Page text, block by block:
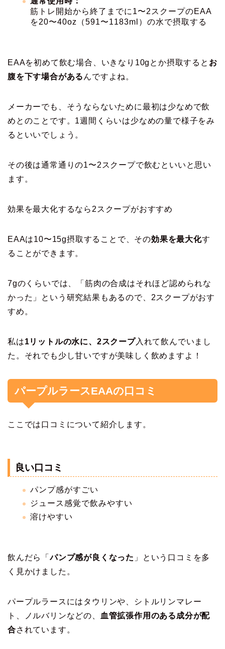
筋トレ開始から終了までに1〜2スクープのEAA
を20〜40oz（591〜1183ml）の水で摂取する
EAAを初めて飲む場合、いきなり10gとか摂取すると お
腹を下す場合がある んですよね。
メーカーでも、そうならないために最初は少なめで飲
めとのことです。1週間くらいは少なめの量で様子をみ
るといいでしょう。
その後は通常通りの1〜2スクープで飲むといいと思い
ます。
効果を最大化するなら2スクープがおすすめ
EAAは10〜15g摂取することで、その効果を最大化す
ることができます。
7gのくらいでは、「筋肉の合成はそれほど認められな
かった」という研究結果もあるので、2スクープがおす
すめ。
私は1リットルの水に、2スクープ入れて飲んでいまし
た。それでも少し甘いですが美味しく飲めますよ！
パープルラースEAAの口コミ
ここでは口コミについて紹介します。
良い口コミ
パンプ感がすごい
ジュース感覚で飲みやすい
溶けやすい
飲んだら「パンプ感が良くなった 」という口コミを多
く見かけました。
パープルラースにはタウリンや、シトルリンマレー
ト、ノルバリンなどの、
血管拡張作用のある成分が配
合されています。